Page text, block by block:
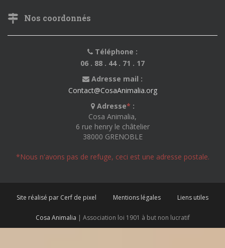
Nos coordonnés
Téléphone :
06 . 88 . 44 . 71 . 17
Adresse mail :
Contact@CosaAnimalia.org
Adresse* :
Cosa Animalia,
6 rue henry le châtelier
38000 GRENOBLE
*Nous n'avons pas de refuge, ceci est une adresse postale.
Site réalisé par Cerf de pixel Mentions légales Liens utiles
Cosa Animalia | Association loi 1901 à but non lucratif